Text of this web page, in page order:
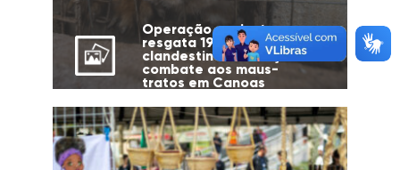
Operação conjunta
resgata 19 cães de canil
clandestino e reforça
combate aos maus-
tratos em Canoas